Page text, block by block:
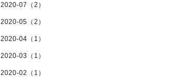
2020-07（2）
2020-05（2）
2020-04（1）
2020-03（1）
2020-02（1）